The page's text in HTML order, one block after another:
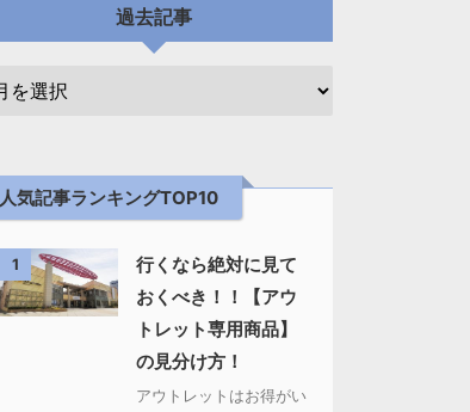
過去記事
人気記事ランキングTOP10
1
行くなら絶対に見て
おくべき！！【アウ
トレット専用商品】
の見分け方！
アウトレットはお得がい